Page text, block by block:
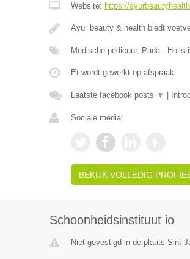
Website: https://
Ayur beauty & health biedt
Medische pedicuur, Pada -
Er wordt gewerkt op afspraak.
Laatste facebook posts ▼
Sociale media:
BEKIJK VOLLEDIG PROFIEL
Schoonheidsinstituut io
Niet gevestigd in de plaats Sint